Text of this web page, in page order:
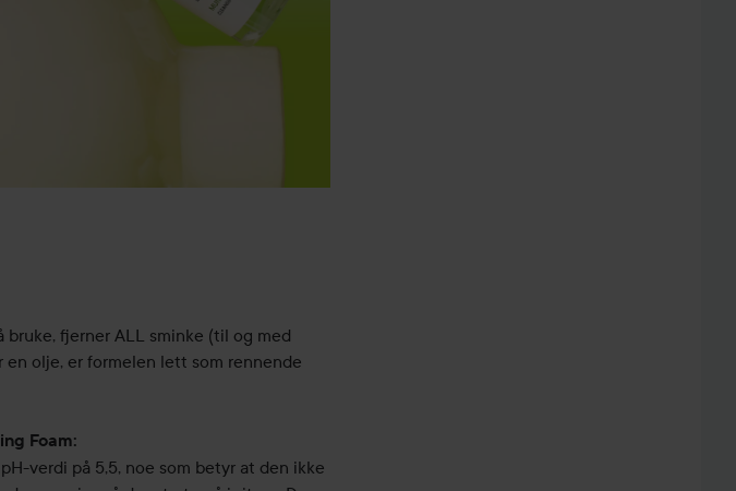
bruke, fjerner ALL sminke (til og med
olje, er formelen lett som rennende
Foam:
verdi på 5,5, noe som betyr at den ikke